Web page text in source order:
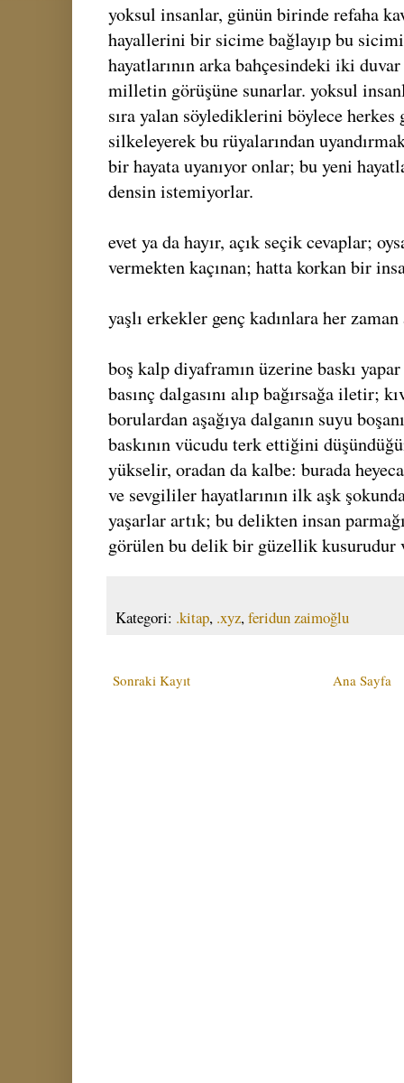
yoksul insanlar, günün birinde refaha
hayallerini bir sicime bağlayıp bu
hayatlarının arka bahçesindeki iki duvar
milletin görüşüne sunarlar. yoksul
sıra yalan söylediklerini böylece herkes
silkeleyerek bu rüyalarından
bir hayata uyanıyor onlar; bu yeni
densin istemiyorlar.
evet ya da hayır, açık seçik cevaplar;
vermekten kaçınan; hatta korkan bir
yaşlı erkekler genç kadınlara her zaman
boş kalp diyaframın üzerine baskı
basınç dalgasını alıp bağırsağa iletir;
borulardan aşağıya dalganın suyu
baskının vücudu terk ettiğini
yükselir, oradan da kalbe: burada
ve sevgililer hayatlarının ilk aşk
yaşarlar artık; bu delikten insan
görülen bu delik bir güzellik kusurudur
Kategori: .kitap, .xyz,feridun zaimoğlu
Sonraki Kayıt Ana Sayfa